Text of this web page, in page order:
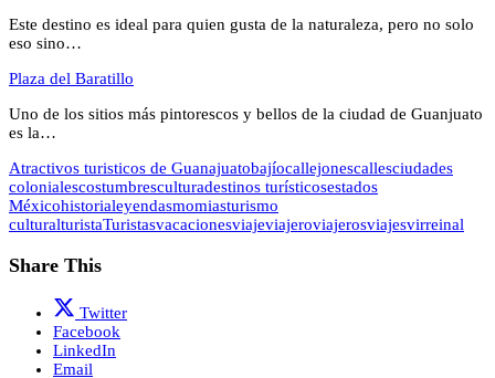
Este destino es ideal para quien gusta de la naturaleza, pero no solo
eso sino…
Plaza del Baratillo
Uno de los sitios más pintorescos y bellos de la ciudad de Guanjuato
es la…
Atractivos turisticos de Guanajuatobajíocallejonescallesciudades
colonialescostumbresculturadestinos turísticosestados
Méxicohistorialeyendasmomiasturismo
culturalturistaTuristasvacacionesviajeviajeroviajerosviajesvirreinal
Share This
Twitter
Facebook
LinkedIn
Email